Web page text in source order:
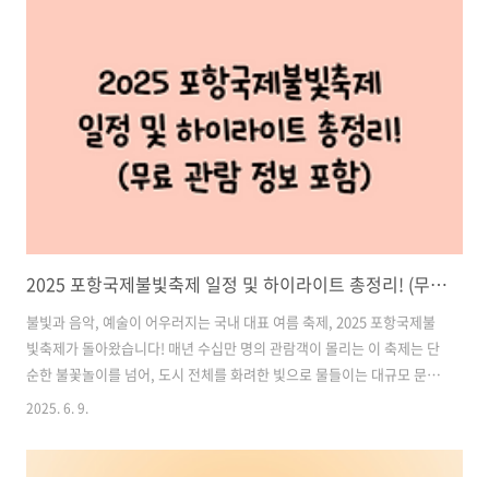
길에서 만나는 낭만적인 밤 2. 2025년 여름 한정! 매주 토요일 밤 불꽃쇼
대개봉 3. 포토스팟 & 인생샷 명소 4. 주변 맛집 & 관광지 추천..
2025 포항국제불빛축제 일정 및 하이라이트 총정리! (무료 관람 정보 포함)
불빛과 음악, 예술이 어우러지는 국내 대표 여름 축제, 2025 포항국제불
빛축제가 돌아왔습니다! 매년 수십만 명의 관람객이 몰리는 이 축제는 단
순한 불꽃놀이를 넘어, 도시 전체를 화려한 빛으로 물들이는 대규모 문화
예술 행사입니다. 특히 올해는 6월 14일(토)부터 6월 22일(일)까지 총 9
존, 포항운하 라이트아트 등 다채로운 프로그램으로 가득합니다.이번 글
2025. 6. 9.